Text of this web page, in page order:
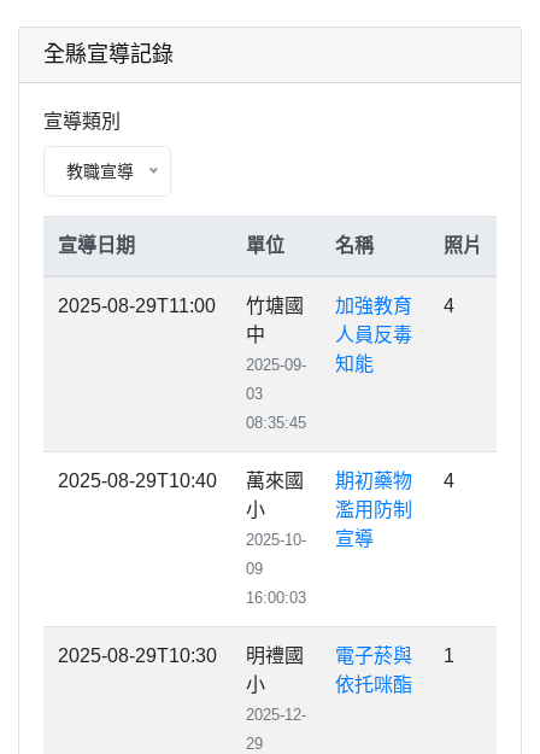
全縣宣導記錄
宣導類別
教職宣導
宣導日期 單位 名稱 照片
2025-08-29T11:00
竹塘國
中
2025-09-
03
08:35:45
加強教育
人員反毒
知能
4
2025-08-29T10:40
萬來國
小
2025-10-
09
16:00:03
期初藥物
濫用防制
宣導
4
2025-08-29T10:30
明禮國
小
2025-12-
29
電子菸與
依托咪酯
1